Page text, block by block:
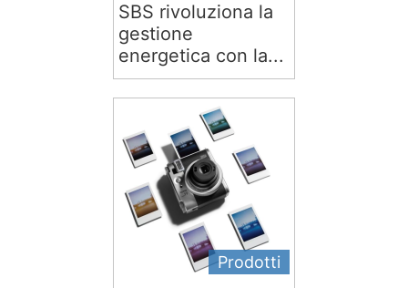
SBS rivoluziona la
gestione
energetica con la...
Prodotti